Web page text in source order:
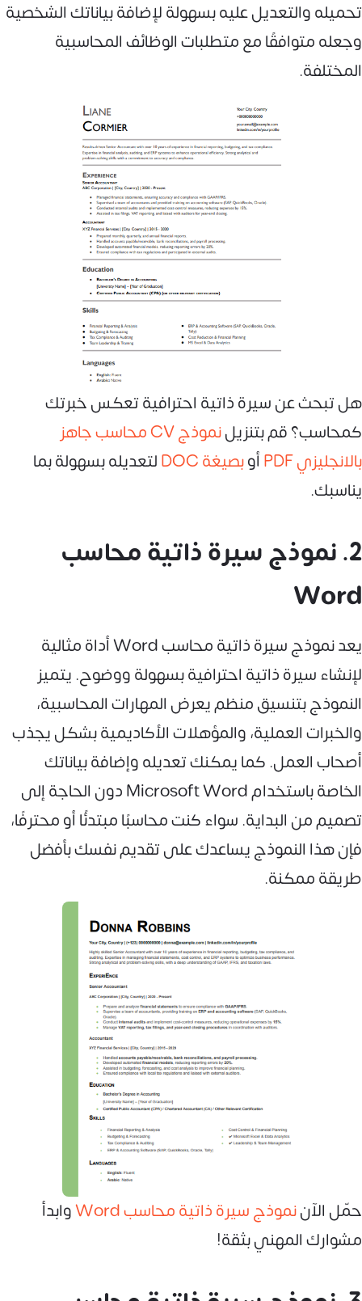
تحميله والتعديل عليه بسهولة لإضافة بياناتك الشخصية
وجعله متوافقًا مع متطلبات الوظائف المحاسبية
المختلفة.
هل تبحث عن سيرة ذاتية احترافية تعكس خبرتك
كمحاسب؟ قم بتنزيل
نموذج CV محاسب جاهز
بالانجليزي PDF
أوبصيغة DOC
لتعديله بسهولة بما
يناسبك.
2. نموذج سيرة ذاتية محاسب
Word
يعد نموذج سيرة ذاتية محاسب Word أداة مثالية
لإنشاء سيرة ذاتية احترافية بسهولة ووضوح. يتميز
النموذج بتنسيق منظم يعرض المهارات المحاسبية،
والخبرات العملية، والمؤهلات الأكاديمية بشكل يجذب
أصحاب العمل. كما يمكنك تعديله وإضافة بياناتك
الخاصة باستخدام Microsoft Word دون الحاجة إلى
تصميم من البداية. سواء كنت محاسبًا مبتدئًا أو محترفًا،
فإن هذا النموذج يساعدك على تقديم نفسك بأفضل
طريقة ممكنة.
حمّل الآننموذج سيرة ذاتية محاسب Word
وابدأ
مشوارك المهني بثقة!